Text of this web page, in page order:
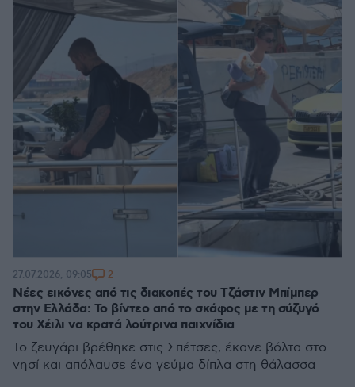
Νέες εικόνες από τις διακοπές του Τζάστιν Μπίμπερ
στην Ελλάδα: Το βίντεο από το σκάφος με τη σύζυγό
του Χέιλι να κρατά λούτρινα παιχνίδια
Το ζευγάρι βρέθηκε στις Σπέτσες, έκανε βόλτα στο
νησί και απόλαυσε ένα γεύμα δίπλα στη θάλασσα
27.07.2026, 09:05 2